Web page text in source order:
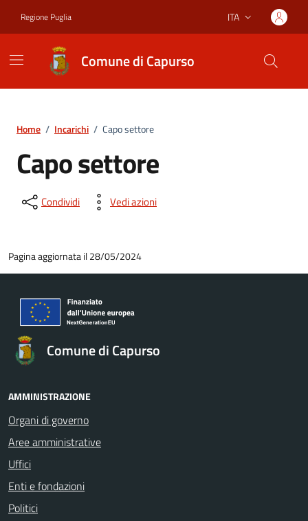
Regione Puglia Lingua attiva:
ITA
Comune di Capurso
Home / Incarichi / Capo settore
Capo settore
Condividi Vedi azioni
Pagina aggiornata il 28/05/2024
Comune di Capurso
AMMINISTRAZIONE
Organi di governo
Aree amministrative
Uffici
Enti e fondazioni
Politici